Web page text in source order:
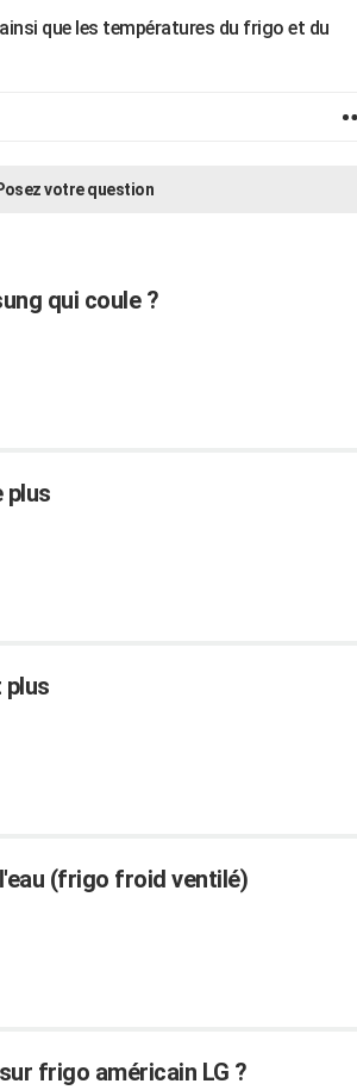
que les températures du frigo et du
votre question
qui coule ?
plus
(frigo froid ventilé)
frigo américain LG ?